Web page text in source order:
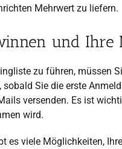
Mehrwert zu liefern.
und Ihre
zu führen, müssen
sobald Sie die erste
versenden. Es ist
wird.
es viele Möglichkeiten,